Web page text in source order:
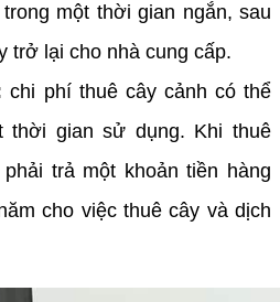
một thời gian ngắn, sau
trở lại cho nhà cung cấp.
chi phí thuê cây cảnh có thể
thời gian sử dụng. Khi thuê
trả một khoản tiền hàng
cho việc thuê cây và dịch